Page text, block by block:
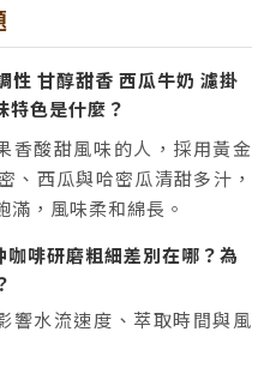
性 甘醇甜香 西瓜牛奶 濾掛
色是什麼？
香酸甜風味的人，採用黃金
、西瓜與哈密瓜清甜多汁，
滿，風味柔和綿長。
啡研磨粗細差別在哪？為
響水流速度、萃取時間與風